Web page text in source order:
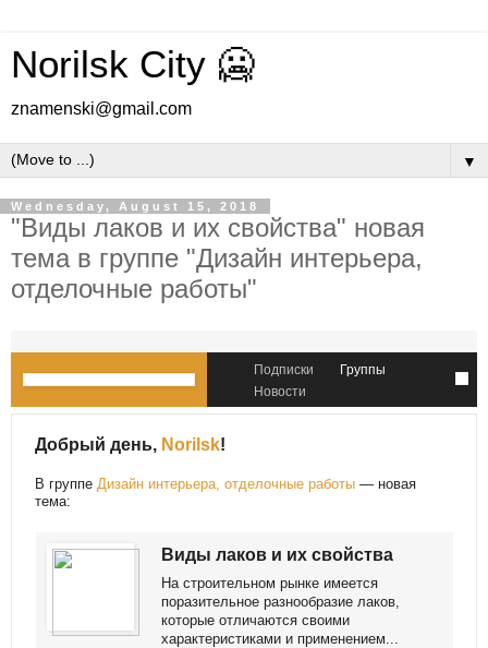
Norilsk City 🥶
znamenski@gmail.com
▼
Wednesday, August 15, 2018
"Виды лаков и их свойства" новая
тема в группе "Дизайн интерьера,
отделочные работы"
Подписки
Группы
Новости
Добрый день, Norilsk!
В группе Дизайн интерьера, отделочные работы — новая
тема:
Виды лаков и их свойства
На строительном рынке имеется
поразительное разнообразие лаков,
которые отличаются своими
характеристиками и применением...